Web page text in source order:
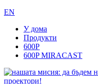
EN
У дома
Продукти
600P
600P MIRACAST